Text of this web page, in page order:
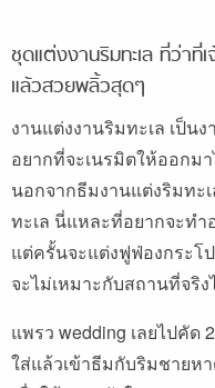
ชุดแต่งงานริมทะเล ที่ว่าที่
แล้วสวยพลิ้วสุดๆ
งานแต่งงานริมทะเล เป็น
อยากที่จะเนรมิตให้ออกม
นอกจากธีมงานแต่งริมทะ
ทะเล นี่แหละที่อยากจะท
แต่ครั้นจะแต่งฟูฟ่องกระโ
จะไม่เหมาะกับสถานที่จริ
แพรว wedding เลยไปคัด
ใส่แล้วเข้าธีมกับริมชายห